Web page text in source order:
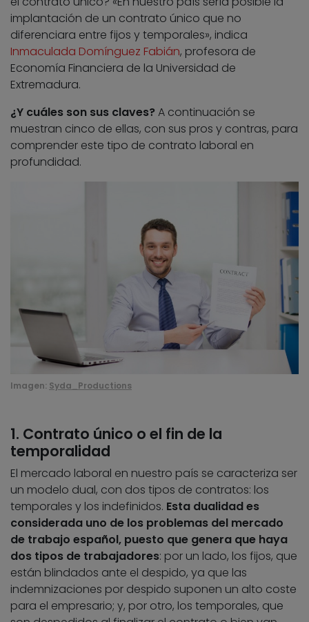
implantación de un contrato único que no
diferenciara entre fijos y temporales», indica
Inmaculada Domínguez Fabián, profesora de
Economía Financiera de la Universidad de
Extremadura.
¿Y cuáles son sus claves? A continuación se
muestran cinco de ellas, con sus pros y contras, para
comprender este tipo de contrato laboral en
profundidad.
Imagen: Syda_Productions
1. Contrato único o el fin de la
temporalidad
El mercado laboral en nuestro país se caracteriza ser
un modelo dual, con dos tipos de contratos: los
temporales y los indefinidos. Esta dualidad es
considerada uno de los problemas del mercado
de trabajo español, puesto que genera que haya
dos tipos de trabajadores: por un lado, los fijos, que
están blindados ante el despido, ya que las
indemnizaciones por despido suponen un alto coste
para el empresario; y, por otro, los temporales, que